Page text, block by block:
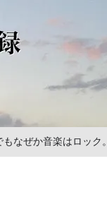
なぜか音楽はロック。